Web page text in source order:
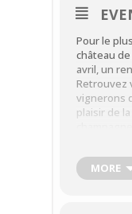
Pour le
château
avril, un
Retrouvez
vignerons
plaisir de
nougats
Le
MORE